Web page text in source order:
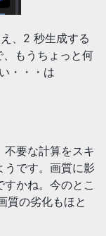
、2 秒生成する
もうちょっと何
・・・は
要な計算をスキ
うです。画質に影
かね。今のとこ
質の劣化もほと